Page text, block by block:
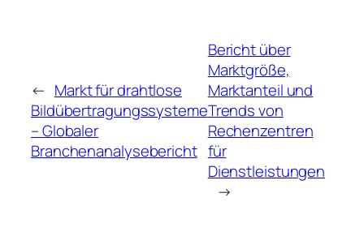
← Markt für drahtlose
Bildübertragungssysteme
– Globaler
Branchenanalysebericht
Bericht über
Marktgröße,
Marktanteil und
Trends von
Rechenzentren
für
Dienstleistungen
→